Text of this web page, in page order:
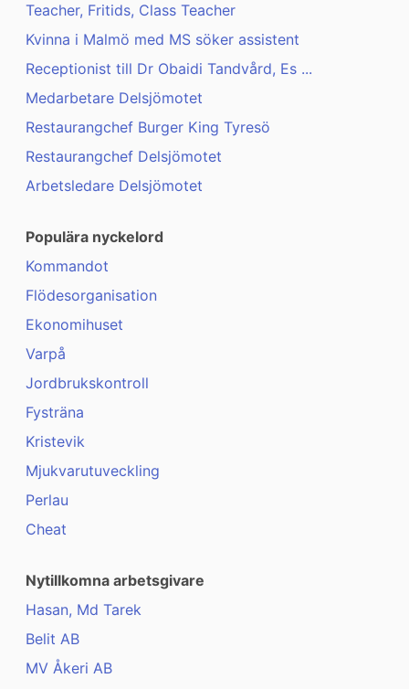
Teacher, Fritids, Class Teacher
Kvinna i Malmö med MS söker assistent
Receptionist till Dr Obaidi Tandvård, Es ...
Medarbetare Delsjömotet
Restaurangchef Burger King Tyresö
Restaurangchef Delsjömotet
Arbetsledare Delsjömotet
Populära nyckelord
Kommandot
Flödesorganisation
Ekonomihuset
Varpå
Jordbrukskontroll
Fysträna
Kristevik
Mjukvarutuveckling
Perlau
Cheat
Nytillkomna arbetsgivare
Hasan, Md Tarek
Belit AB
MV Åkeri AB